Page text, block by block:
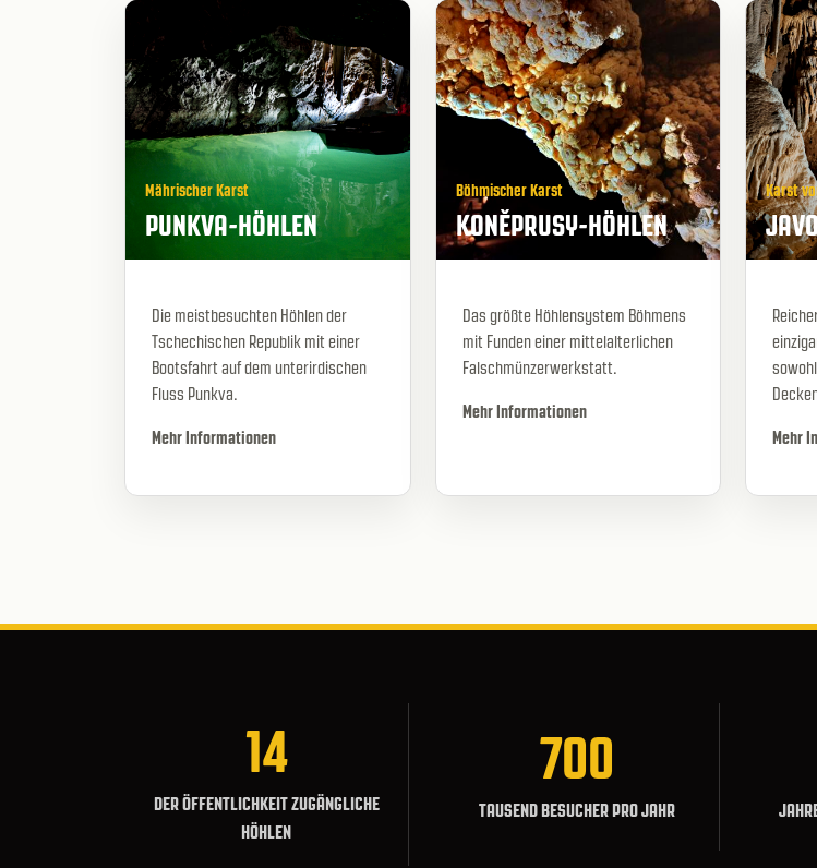
Mährischer Karst
PUNKVA-HÖHLEN
Die meistbesuchten Höhlen der
Tschechischen Republik mit einer
Bootsfahrt auf dem unterirdischen
Fluss Punkva.
Mehr Informationen
Böhmischer Karst
KONĚPRUSY-HÖHLEN
Das größte Höhlensystem Böhmens
mit Funden einer mittelalterlichen
Falschmünzerwerkstatt.
Mehr Informationen
Karst
Mehr
14
DER ÖFFENTLICHKEIT ZUGÄNGLICHE
HÖHLEN
700
TAUSEND BESUCHER PRO JAHR